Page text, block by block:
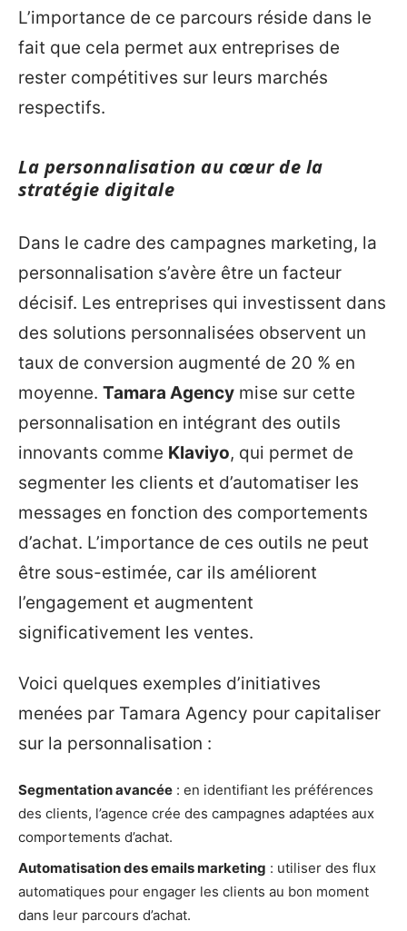
L’importance de ce parcours réside dans le
fait que cela permet aux entreprises de
rester compétitives sur leurs marchés
respectifs.
La personnalisation au cœur de la
stratégie digitale
Dans le cadre des campagnes marketing, la
personnalisation s’avère être un facteur
décisif. Les entreprises qui investissent dans
des solutions personnalisées observent un
taux de conversion augmenté de 20 % en
moyenne. Tamara Agency mise sur cette
personnalisation en intégrant des outils
innovants comme Klaviyo, qui permet de
segmenter les clients et d’automatiser les
messages en fonction des comportements
d’achat. L’importance de ces outils ne peut
être sous-estimée, car ils améliorent
l’engagement et augmentent
significativement les ventes.
Voici quelques exemples d’initiatives
menées par Tamara Agency pour capitaliser
sur la personnalisation :
Segmentation avancée : en identifiant les préférences
des clients, l’agence crée des campagnes adaptées aux
comportements d’achat.
Automatisation des emails marketing : utiliser des flux
automatiques pour engager les clients au bon moment
dans leur parcours d’achat.